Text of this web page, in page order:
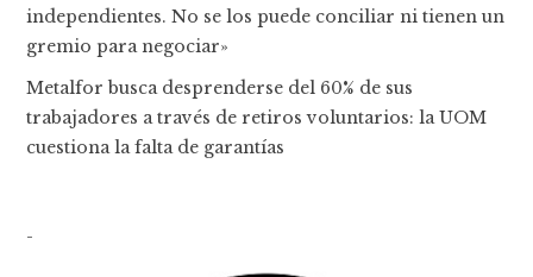
independientes. No se los puede conciliar ni tienen un
gremio para negociar»
Metalfor busca desprenderse del 60% de sus
trabajadores a través de retiros voluntarios: la UOM
cuestiona la falta de garantías
-